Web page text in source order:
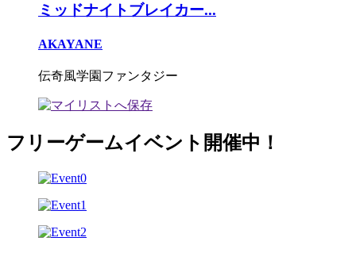
ミッドナイトブレイカー...
AKAYANE
伝奇風学園ファンタジー
フリーゲームイベント開催中！